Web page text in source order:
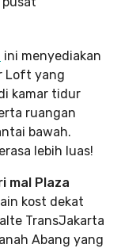
ini menyediakan
Loft yang
kamar tidur
ruangan
bawah.
lebih luas!
mal Plaza
kost dekat
TransJakarta
Abang yang